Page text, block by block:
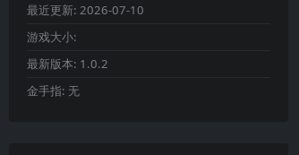
最近更新: 2026-07-10
游戏大小:
最新版本: 1.0.2
金手指: 无